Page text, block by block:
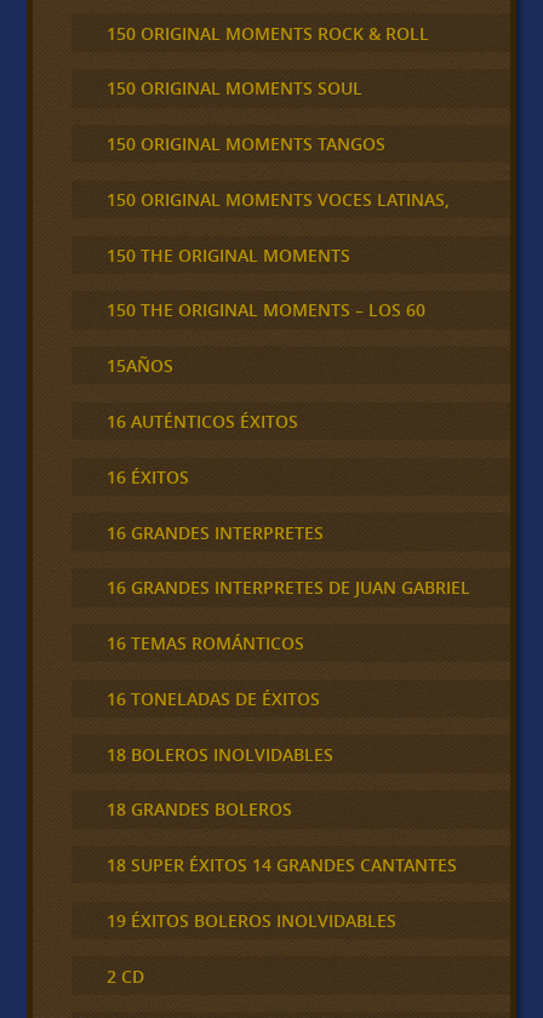
150 ORIGINAL MOMENTS ROCK & ROLL
150 ORIGINAL MOMENTS SOUL
150 ORIGINAL MOMENTS TANGOS
150 ORIGINAL MOMENTS VOCES LATINAS,
150 THE ORIGINAL MOMENTS
150 THE ORIGINAL MOMENTS – LOS 60
15AÑOS
16 AUTÉNTICOS ÉXITOS
16 ÉXITOS
16 GRANDES INTERPRETES
16 GRANDES INTERPRETES DE JUAN GABRIEL
16 TEMAS ROMÁNTICOS
16 TONELADAS DE ÉXITOS
18 BOLEROS INOLVIDABLES
18 GRANDES BOLEROS
18 SUPER ÉXITOS 14 GRANDES CANTANTES
19 ÉXITOS BOLEROS INOLVIDABLES
2 CD